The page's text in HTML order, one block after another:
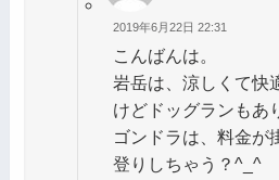
2019年6月22日 22:31
こんばんは。
岩岳は、涼しくて快
けどドッグランもあ
ゴンドラは、料金が
登りしちゃう？^_^